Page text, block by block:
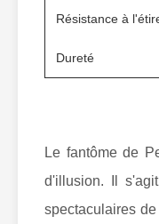
Résistance à
Dureté
Le fantôme de
d'illusion. Il
spectaculaires